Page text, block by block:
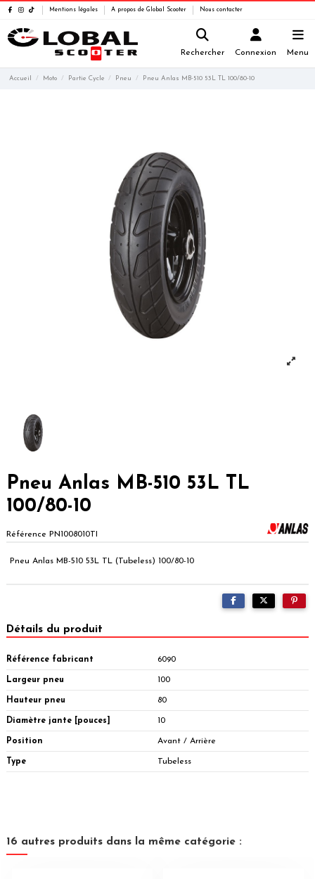
Mentions légales A propos de Global Scooter Nous contacter
Rechercher Connexion Menu
Accueil Moto Partie Cycle Pneu Pneu Anlas MB-510 53L TL 100/80-10
Pneu Anlas MB-510 53L TL
100/80-10
Référence PN1008010TI
Pneu Anlas MB-510 53L TL (Tubeless) 100/80-10
Détails du produit
Référence fabricant 6090
Largeur pneu 100
Hauteur pneu 80
Diamètre jante [pouces] 10
Position Avant / Arrière
Type Tubeless
16 autres produits dans la même catégorie :